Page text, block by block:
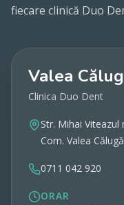
fiecare clinică Duo
Valea
Clinica Duo Dent
Str. Mihai Viteazul
Com. Valea
0711 042 920
ORAR